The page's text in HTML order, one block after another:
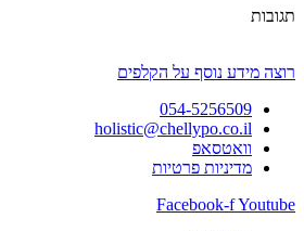
תגובות
רוצה מידע נוסף על הקלפים
054-5256509
holistic@chellypo.co.il
וואטסאפ
מדיניות פרטיות
Facebook-fYoutube